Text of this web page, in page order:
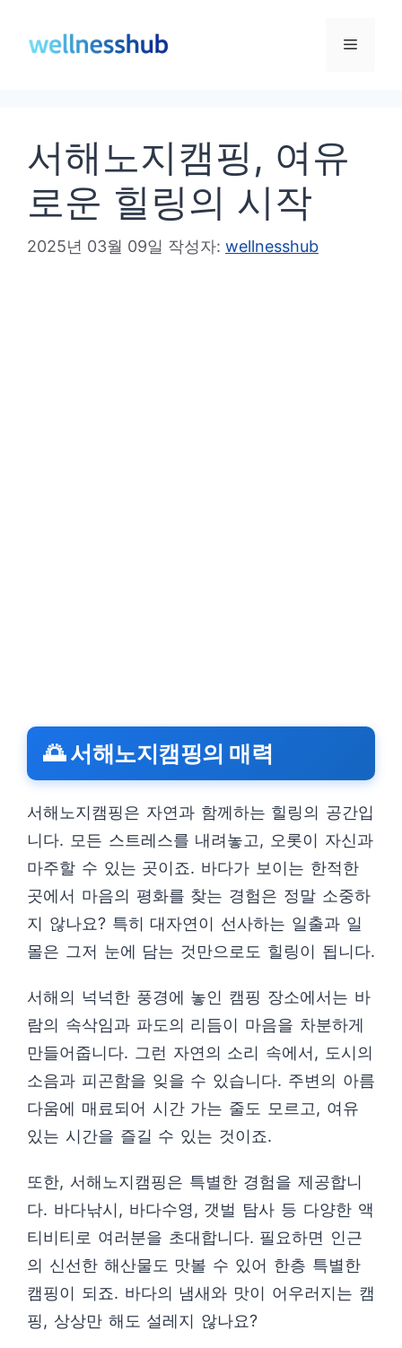
메
서해노지캠핑, 여유
로운 힐링의 시작
2025년 03월 09일 작성자: wellnesshub
🌅 서해노지캠핑의 매력
서해노지캠핑은 자연과 함께하는 힐링의 공간입
니다. 모든 스트레스를 내려놓고, 오롯이 자신과
마주할 수 있는 곳이죠. 바다가 보이는 한적한
곳에서 마음의 평화를 찾는 경험은 정말 소중하
지 않나요? 특히 대자연이 선사하는 일출과 일
몰은 그저 눈에 담는 것만으로도 힐링이 됩니다.
서해의 넉넉한 풍경에 놓인 캠핑 장소에서는 바
람의 속삭임과 파도의 리듬이 마음을 차분하게
만들어줍니다. 그런 자연의 소리 속에서, 도시의
소음과 피곤함을 잊을 수 있습니다. 주변의 아름
다움에 매료되어 시간 가는 줄도 모르고, 여유
있는 시간을 즐길 수 있는 것이죠.
또한, 서해노지캠핑은 특별한 경험을 제공합니
다. 바다낚시, 바다수영, 갯벌 탐사 등 다양한 액
티비티로 여러분을 초대합니다. 필요하면 인근
의 신선한 해산물도 맛볼 수 있어 한층 특별한
캠핑이 되죠. 바다의 냄새와 맛이 어우러지는 캠
핑, 상상만 해도 설레지 않나요?